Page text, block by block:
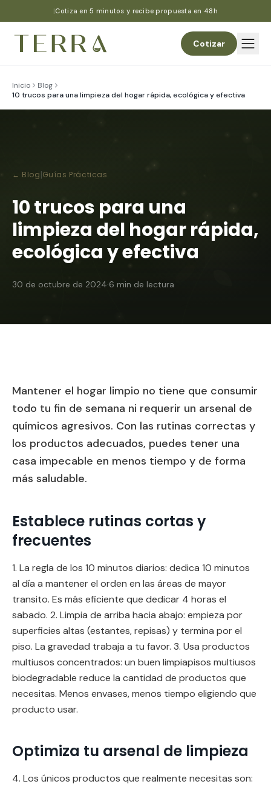
Ir al contenido
|Cotiza en 5 minutos y recibe propuesta en 48h
Cotizar
Inicio
Blog
10 trucos para una limpieza del hogar rápida, ecológica y efectiva
← Blog|Guías Prácticas
10 trucos para una
limpieza del hogar rápida,
ecológica y efectiva
30 de octubre de 2024·6 min de lectura
Mantener el hogar limpio no tiene que consumir
todo tu fin de semana ni requerir un arsenal de
químicos agresivos. Con las rutinas correctas y
los productos adecuados, puedes tener una
casa impecable en menos tiempo y de forma
más saludable.
Establece rutinas cortas y
frecuentes
1. La regla de los 10 minutos diarios: dedica 10 minutos
al día a mantener el orden en las áreas de mayor
transito. Es más eficiente que dedicar 4 horas el
sabado. 2. Limpia de arriba hacia abajo: empieza por
superficies altas (estantes, repisas) y termina por el
piso. La gravedad trabaja a tu favor. 3. Usa productos
multiusos concentrados: un buen limpiapisos multiusos
biodegradable reduce la cantidad de productos que
necesitas. Menos envases, menos tiempo eligiendo que
producto usar.
Optimiza tu arsenal de limpieza
4. Los únicos productos que realmente necesitas son: